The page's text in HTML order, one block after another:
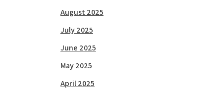
August 2025
July 2025
June 2025
May 2025
April 2025